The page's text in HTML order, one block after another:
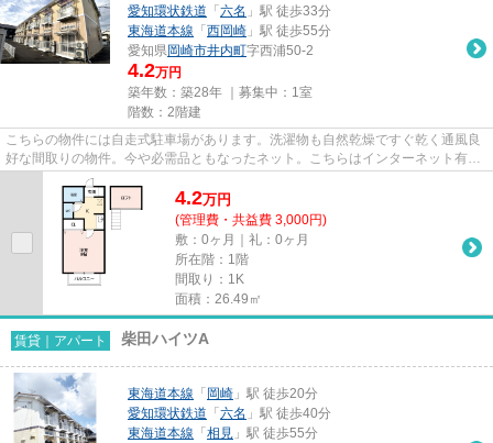
愛知環状鉄道 「 六名 」駅 徒歩33分
東海道本線 「 西岡崎 」駅 徒歩55分
愛知県岡崎市井内町字西浦50-2
4.2万円
築年数：築28年 ｜募集中： 1室
階数：2階建
こちらの物件には自走式駐車場があります。洗濯物も自然乾燥ですぐ乾く通風良
好な間取りの物件。今や必需品ともなったネット。こちらはインターネット有り
物件です。当社イチオシの物...
4.2万円
(管理費・共益費 3,000円)
敷：0ヶ月｜礼：0ヶ月
所在階：1階
間取り：1K
面積：26.49㎡
賃貸｜アパート 柴田ハイツA
東海道本線 「 岡崎 」駅 徒歩20分
愛知環状鉄道 「 六名 」駅 徒歩40分
東海道本線 「 相見 」駅 徒歩55分